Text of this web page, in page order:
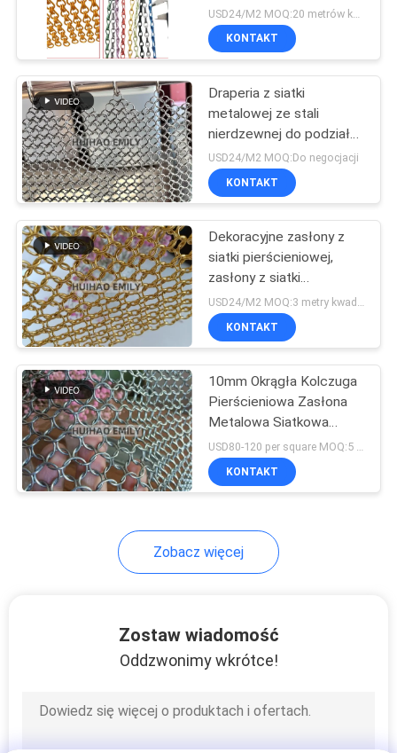
maszyna do
spawania szpilkami
Szkło laminowane
tkaniną
Metalowa siatka
pierścieniowa
103
słonecznych
podwójnymi hakami
KONTAKT
Draperia z siatki
metalowej ze stali
nierdzewnej do podziału
pomieszczeń
USD24/M2 MOQ:Do negocjacji
KONTAKT
Dekoracyjne zasłony z
siatki pierścieniowej,
zasłony z siatki
metalowej w kolorach
niestandardowych
USD24/M2 MOQ:3 metry kwadratowe
KONTAKT
10mm Okrągła Kolczuga
Pierścieniowa Zasłona
Metalowa Siatkowa
Kurtyna do Dekoracji
Hotelu
KONTAKT
Zobacz więcej
Zostaw wiadomość
Oddzwonimy wkrótce!